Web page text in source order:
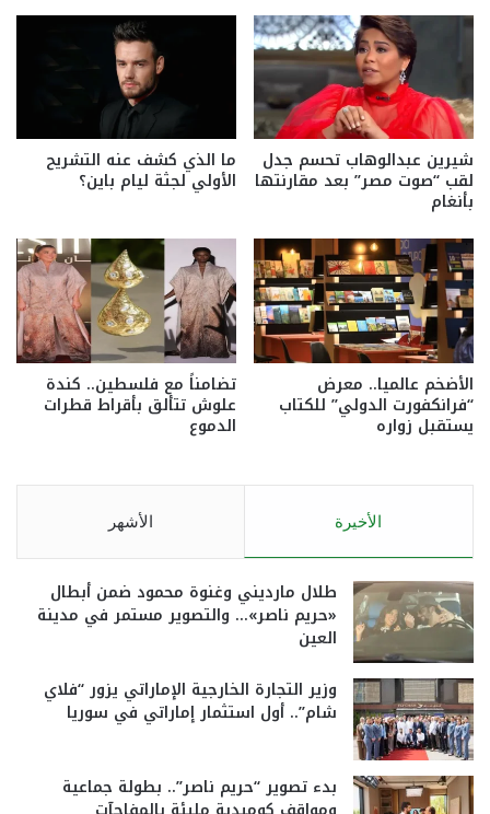
شيرين عبدالوهاب تحسم جدل
لقب “صوت مصر” بعد مقارنتها
بأنغام
ما الذي كشف عنه التشريح
الأولي لجثة ليام باين؟
الأضخم عالميا.. معرض
“فرانكفورت الدولي” للكتاب
يستقبل زواره
تضامناً مع فلسطين.. كندة
علوش تتألق بأقراط قطرات
الدموع
الأخيرة الأشهر
طلال مارديني وغنوة محمود ضمن أبطال
«حريم ناصر»… والتصوير مستمر في مدينة
العين
وزير التجارة الخارجية الإماراتي يزور “فلاي
شام”.. أول استثمار إماراتي في سوريا
بدء تصوير “حريم ناصر”.. بطولة جماعية